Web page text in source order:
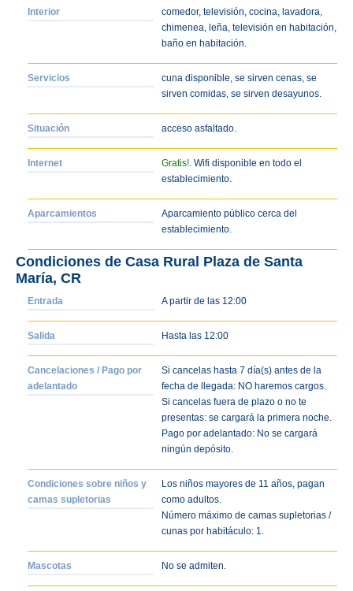
Interior
comedor, televisión, cocina, lavadora,
chimenea, leña, televisión en habitación,
baño en habitación.
Servicios
cuna disponible, se sirven cenas, se
sirven comidas, se sirven desayunos.
Situación acceso asfaltado.
Internet Gratis!. Wifi disponible en todo el
establecimiento.
Aparcamientos
Aparcamiento público cerca del
establecimiento.
Condiciones de Casa Rural Plaza de Santa
María, CR
Entrada A partir de las 12:00
Salida Hasta las 12:00
Cancelaciones / Pago por
adelantado
Si cancelas hasta 7 día(s) antes de la
fecha de llegada: NO haremos cargos.
Si cancelas fuera de plazo o no te
presentas: se cargará la primera noche.
Pago por adelantado: No se cargará
ningún depósito.
Condiciones sobre niños y
camas supletorias
Los niños mayores de 11 años, pagan
como adultos.
Número máximo de camas supletorias /
cunas por habitáculo: 1.
Mascotas No se admiten.